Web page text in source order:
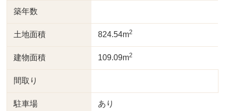
築年数
土地面積 824.54m2
建物面積 109.09m2
間取り
駐車場 あり